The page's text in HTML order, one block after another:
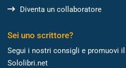
Diventa un collaboratore
Sei uno scrittore?
Segui i nostri consigli e promuovi
Sololibri.net